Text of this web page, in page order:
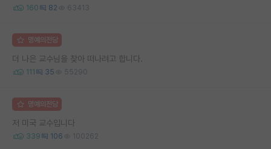
160 82 63413
명예의전당
더 나은 교수님을 찾아 떠나려고 합니다.
111 35 55290
명예의전당
저 미국 교수입니다
339 106 100262